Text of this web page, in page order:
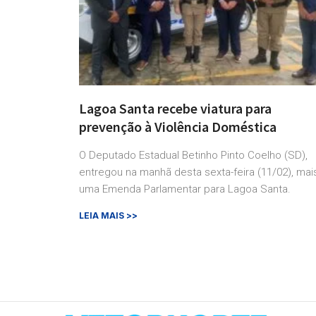
Lagoa Santa recebe viatura para
prevenção à Violência Doméstica
O Deputado Estadual Betinho Pinto Coelho (SD),
entregou na manhã desta sexta-feira (11/02),
uma Emenda Parlamentar para Lagoa Santa.
LEIA MAIS >>